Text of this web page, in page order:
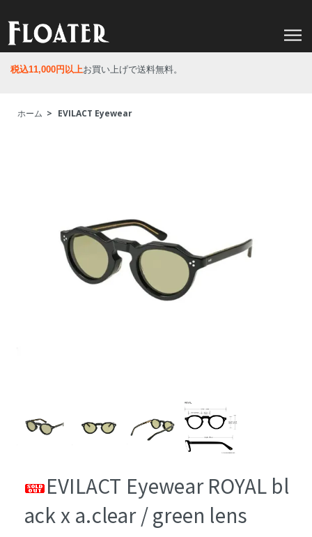
税込11,000円以上お買い上げで送料無料。
ホーム > EVILACT Eyewear
EVILACT Eyewear ROYAL bl
ack x a.clear / green lens